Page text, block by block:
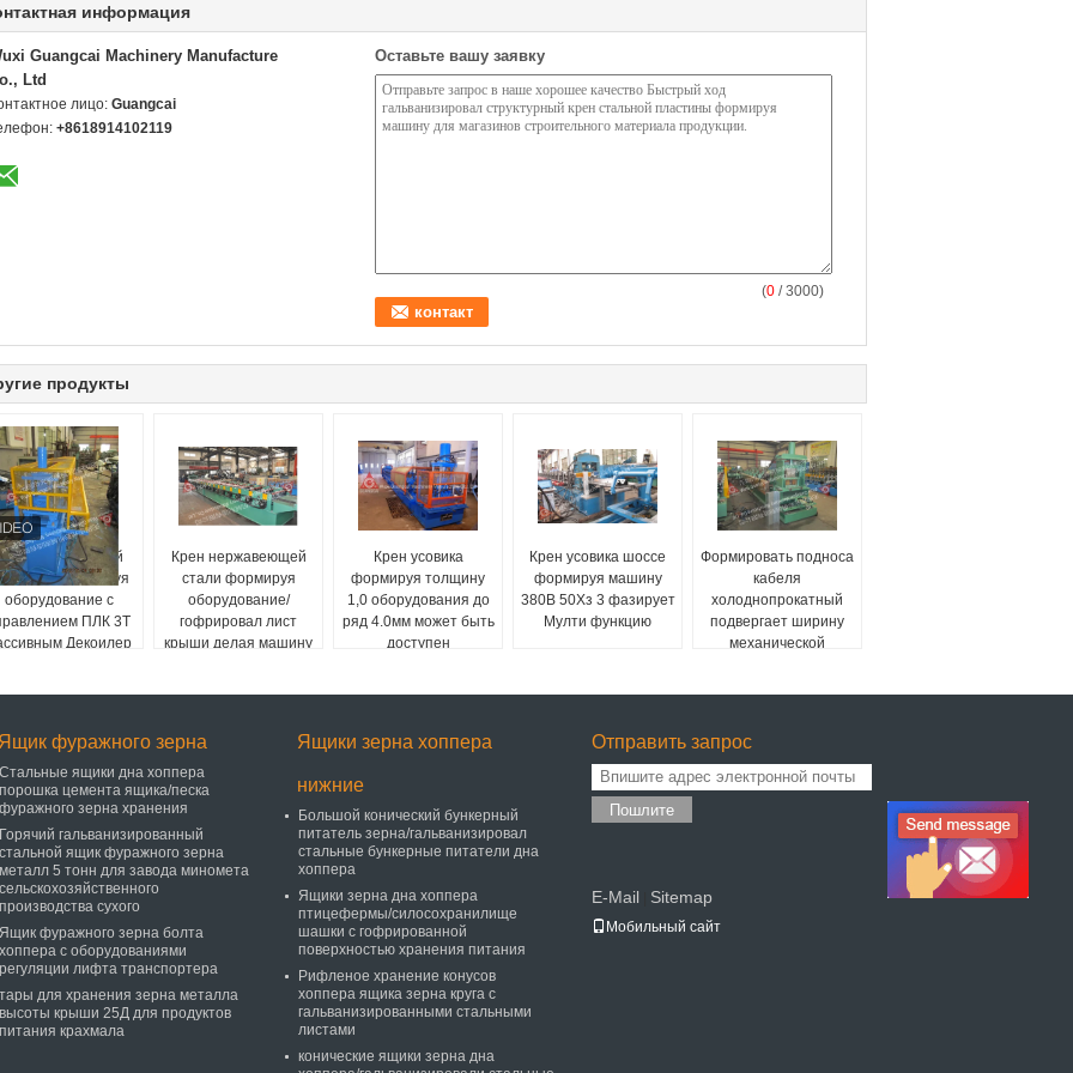
информация
Guangcai Machinery Manufacture
Ltd
лицо: Guangcai
+8618914102119
Оставьте вашу заявку
(0 / 3000)
продукты
стальной
киля формируя
оборудование с
ПЛК 3Т
Декоилер
Крен нержавеющей
стали формируя
оборудование/
гофрировал лист
крыши делая машину
Крен усовика
формируя толщину
1,0 оборудования до
ряд 4.0мм может быть
доступен
Крен усовика шоссе
формируя машину
380В 50Хз 3 фазирует
Мулти функцию
Формировать подноса
кабеля
холоднопрокатный
подвергает ширину
механической
Ящик фуражного зерна
Стальные ящики дна хоппера
порошка цемента ящика/песка
фуражного зерна хранения
Горячий гальванизированный
стальной ящик фуражного зерна
металл 5 тонн для завода миномета
сельскохозяйственного
производства сухого
Ящик фуражного зерна болта
хоппера с оборудованиями
регуляции лифта транспортера
тары для хранения зерна металла
высоты крыши 25Д для продуктов
питания крахмала
Ящики зерна хоппера
нижние
Большой конический бункерный
питатель зерна/гальванизировал
стальные бункерные питатели дна
хоппера
Ящики зерна дна хоппера
птицефермы/силосохранилище
шашки с гофрированной
поверхностью хранения питания
Рифленое хранение конусов
хоппера ящика зерна круга с
гальванизированными стальными
листами
конические ящики зерна дна
Отправить запрос
Пошлите
E-Mail Sitemap
Мобильный сайт